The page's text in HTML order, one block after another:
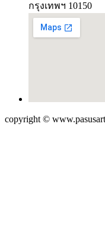
กรุงเทพฯ 10150
copyright ©